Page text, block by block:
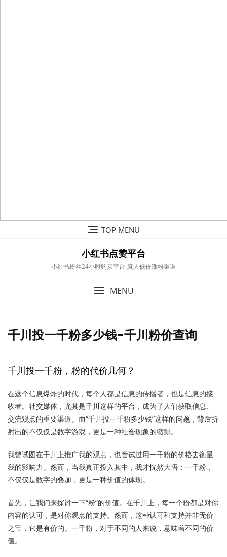
TOP MENU
小红书点赞平台
小红书粉丝24小时购买平台-真人低价涨粉渠道
MENU
千川投一千粉多少钱-千川粉价查询
千川投一千粉，粉的代价几何？
在这个信息爆炸的时代，每个人都是信息的传播者，也是信息的接
收者。社交媒体，尤其是千川这样的平台，成为了人们获取信息、
交流观点的重要渠道。而“千川投一千粉多少钱”这样的问题，背后折
射出的不仅仅是数字游戏，更是一种社会现象的缩影。
我曾试图在千川上推广我的观点，也尝试过用一千粉的价格去衡量
我的影响力。然而，当我真正投入其中，我才恍然大悟：一千粉，
不仅仅是数字的叠加，更是一种价值的体现。
首先，让我们来探讨一下“粉”的价值。在千川上，每一个粉都是对你
内容的认可，是对你观点的支持。然而，这种认可和支持并非无价
之宝，它是有价的。一千粉，对于不同的人来说，意味着不同的价
值。